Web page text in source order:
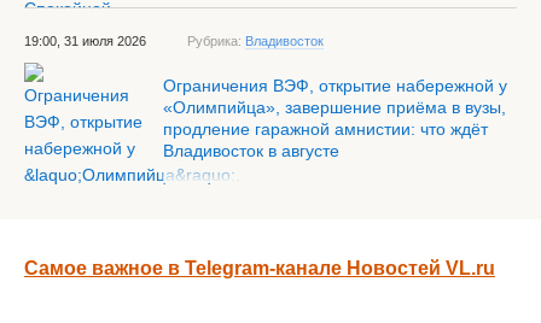
19:00, 31 июля 2026 Рубрика: Владивосток
Ограничения ВЭФ, открытие набережной у
«Олимпийца», завершение приёма в вузы,
продление гаражной амнистии: что ждёт
Владивосток в августе
Самое важное в Telegram-канале Новостей VL.ru